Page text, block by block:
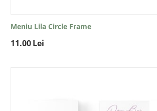
Meniu Lila Circle Frame
11.00Lei